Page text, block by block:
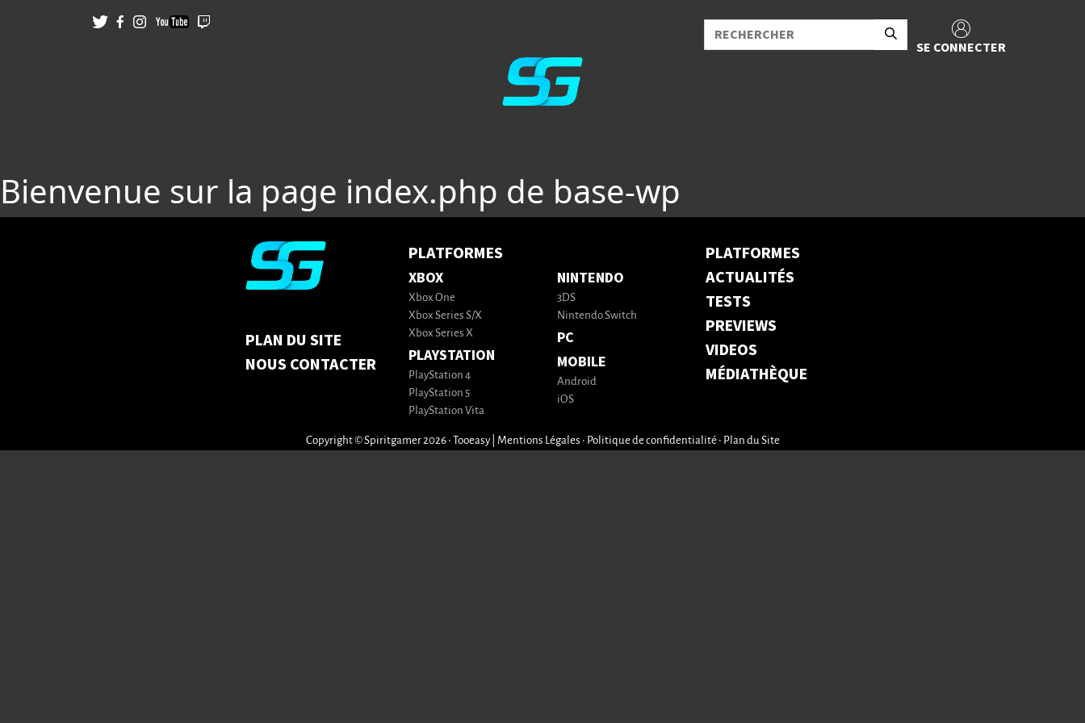
SE CONNECTER
Bienvenue sur la page index.php de base-wp
PLAN DU SITE
NOUS CONTACTER
PLATFORMES
XBOX
Xbox One
Xbox Series S/X
Xbox Series X
PLAYSTATION
PlayStation 4
PlayStation 5
PlayStation Vita
NINTENDO
3DS
Nintendo Switch
PC
MOBILE
Android
iOS
PLATFORMES
ACTUALITÉS
TESTS
PREVIEWS
VIDEOS
MÉDIATHÈQUE
Copyright © Spiritgamer 2026 • Tooeasy Mentions Légales • Politique de confidentialité• Plan du Site